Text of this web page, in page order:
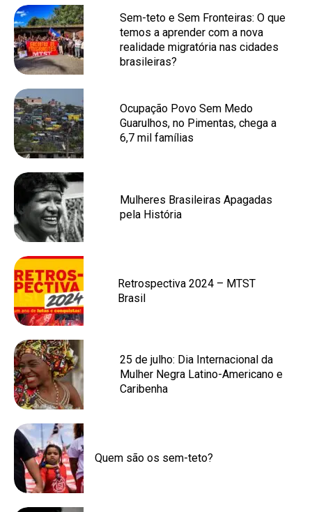
Sem-teto e Sem Fronteiras: O que
temos a aprender com a nova
realidade migratória nas cidades
brasileiras?
Ocupação Povo Sem Medo
Guarulhos, no Pimentas, chega a
6,7 mil famílias
Mulheres Brasileiras Apagadas
pela História
Retrospectiva 2024 – MTST
Brasil
25 de julho: Dia Internacional da
Mulher Negra Latino-Americano e
Caribenha
Quem são os sem-teto?